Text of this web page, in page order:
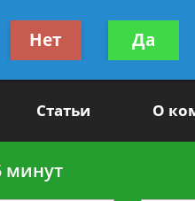
Получите консультацию
бесплатно
Статьи О
минут
Нет Да